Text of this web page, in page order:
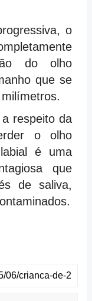
o
do olho
que se
respeito da
o olho
é uma
que
de saliva,